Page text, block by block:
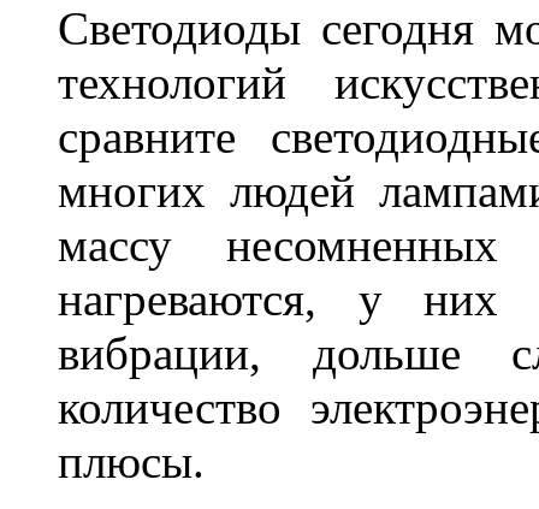
Светодиоды сегодня
технологий
сравните
многих людей
массу
нагреваются, у них
вибрации, дольше
количество
плюсы.